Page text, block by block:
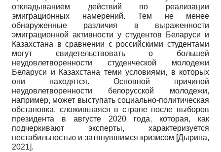
откладыванием действий по реализации
эмиграционных намерений. Тем не менее
обнаруженные различия в выраженности
эмиграционной активности у студентов Беларуси и
Казахстана в сравнении с российскими студентами
могут свидетельствовать о большей
неудовлетворенности студенческой молодежи
Беларуси и Казахстана теми условиями, в которых
они находятся. Основной причиной
неудовлетворенности белорусской молодежи,
например, может выступать социально-политическая
обстановка, сложившаяся в стране после выборов
президента в августе 2020 года, которая, как
подчеркивают эксперты, характеризуется
нестабильностью и затянувшимся кризисом [Дырина,
2021].